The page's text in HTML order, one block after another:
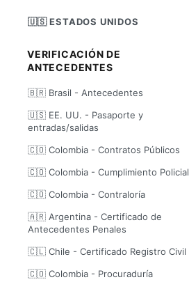
🇺🇸 ESTADOS UNIDOS
VERIFICACIÓN DE
ANTECEDENTES
🇧🇷 Brasil - Antecedentes
🇺🇸 EE. UU. - Pasaporte y
entradas/salidas
🇨🇴 Colombia - Contratos Públicos
🇨🇴 Colombia - Cumplimiento Policial
🇨🇴 Colombia - Contraloría
🇦🇷 Argentina - Certificado de
Antecedentes Penales
🇨🇱 Chile - Certificado Registro Civil
🇨🇴 Colombia - Procuraduría